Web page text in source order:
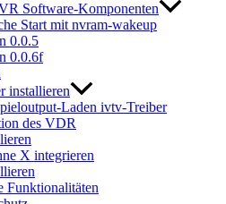
Software-Komponenten
Start mit nvram-wakeup
0.0.5
0.0.6f
installieren
Laden ivtv-Treiber
des VDR
X integrieren
Funktionalitäten